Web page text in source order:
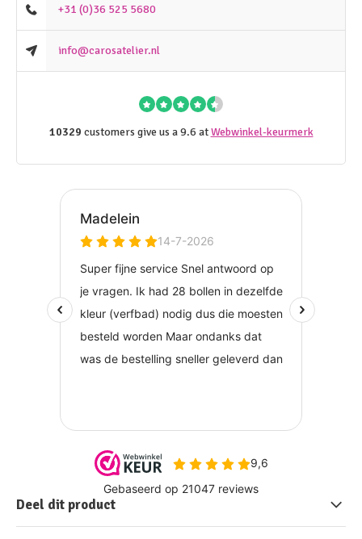
+31 (0)36 525 5680
info@carosatelier.nl
10329 customers give us a 9.6 atWebwinkel-keurmerk
Deel dit product